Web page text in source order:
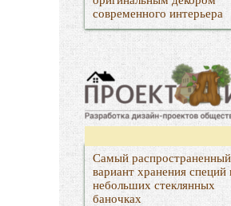
современного интерьера
Самый распространенный
вариант хранения специй
небольших стеклянных
баночках